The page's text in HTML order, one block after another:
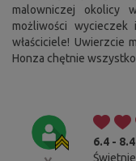
malowniczej okolicy
możliwości wycieczek
właściciele! Uwierzcie
Honza chętnie wszystko
6.4 -